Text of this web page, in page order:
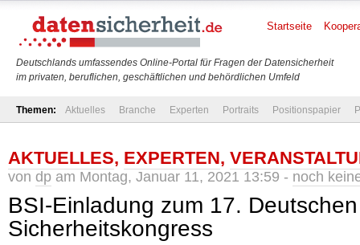
Deutschlands umfassendes Online-Portal für Fragen der Datensicherheit
im privaten, beruflichen, geschäftlichen und behördlichen Umfeld
Startseite
Themen: Aktuelles Branche Experten Portraits Positionspapier
AKTUELLES, EXPERTEN,
von dp am Montag, Januar 11, 2021 13:59 - noch
BSI-Einladung zum 17.
Sicherheitskongress